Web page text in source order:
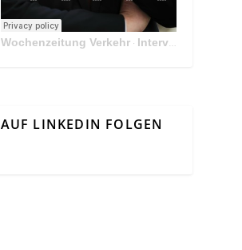
Wochenzeitung Verkehr· Interview Mit Andreas Matthä, CEO der ÖBB Holding
AUF LINKEDIN FOLGEN